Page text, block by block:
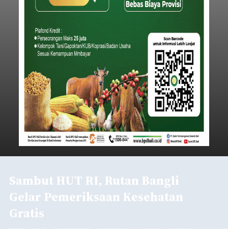
Sambut HUT RI, Rutan Bangli
Gelar Pemeriksaan Kesehatan
Gratis